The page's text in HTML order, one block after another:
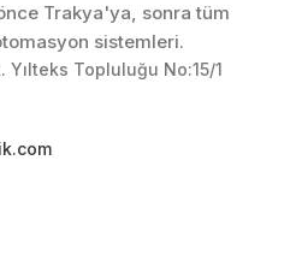
Trakya'ya, sonra tüm
sistemleri.
Yılteks Topluluğu No:15/1